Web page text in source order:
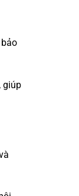
giúp